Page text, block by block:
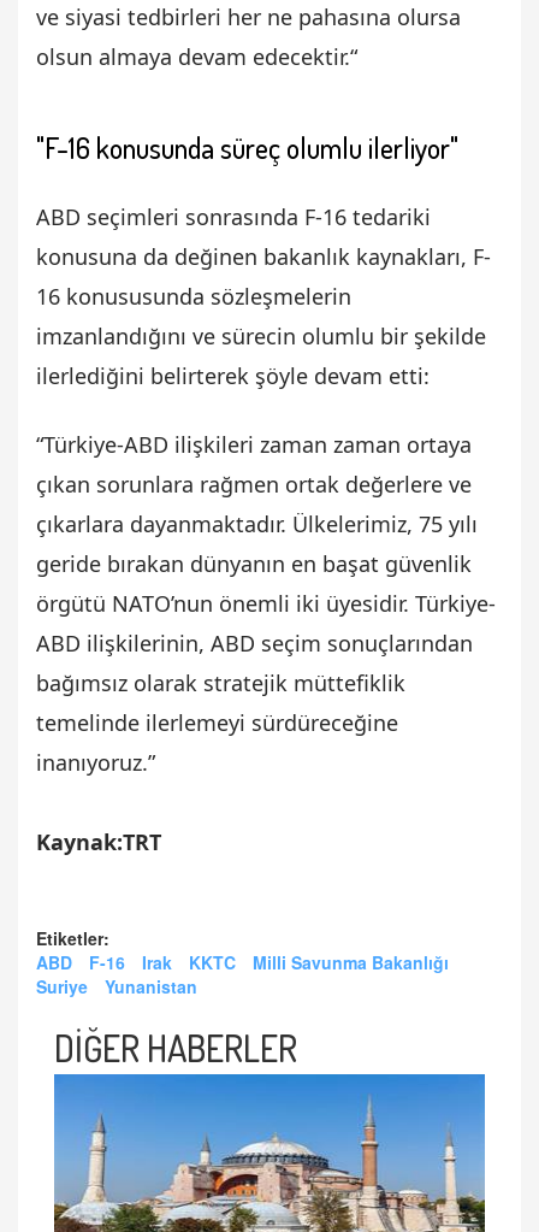
ve siyasi tedbirleri her ne pahasına olursa
olsun almaya devam edecektir.“
"F-16 konusunda süreç olumlu ilerliyor"
ABD seçimleri sonrasında F-16 tedariki
konusuna da değinen bakanlık kaynakları, F-
16 konususunda sözleşmelerin
imzanlandığını ve sürecin olumlu bir şekilde
ilerlediğini belirterek şöyle devam etti:
“Türkiye-ABD ilişkileri zaman zaman ortaya
çıkan sorunlara rağmen ortak değerlere ve
çıkarlara dayanmaktadır. Ülkelerimiz, 75 yılı
geride bırakan dünyanın en başat güvenlik
örgütü NATO’nun önemli iki üyesidir. Türkiye-
ABD ilişkilerinin, ABD seçim sonuçlarından
bağımsız olarak stratejik müttefiklik
temelinde ilerlemeyi sürdüreceğine
inanıyoruz.”
Kaynak:TRT
Etiketler:
ABD
F-16 Irak KKTC
Milli Savunma Bakanlığı
Suriye
Yunanistan
DİĞER HABERLER